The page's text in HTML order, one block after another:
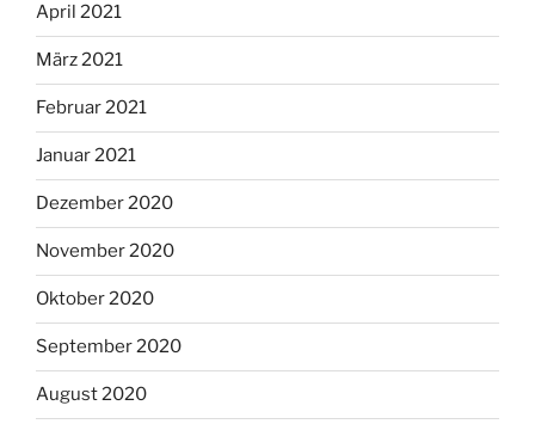
April 2021
März 2021
Februar 2021
Januar 2021
Dezember 2020
November 2020
Oktober 2020
September 2020
August 2020